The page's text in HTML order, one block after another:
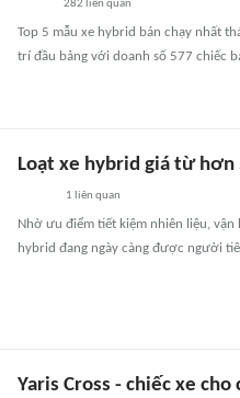
282 liên quan
Top 5 mẫu xe hybrid bán chạy nhất
trí đầu bảng với doanh số 577 chiếc
Loạt xe hybrid giá từ
1 liên quan
Nhờ ưu điểm tiết kiệm nhiên liệu, vận
hybrid đang ngày càng được người
Yaris Cross - chiếc xe